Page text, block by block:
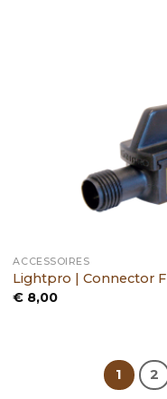
ACCESSOIRES
Lightpro | Connector F
€ 8,00
1 2